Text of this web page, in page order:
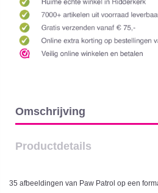
Omschrijving
Productdetails
35 afbeeldingen van Paw Patrol op een